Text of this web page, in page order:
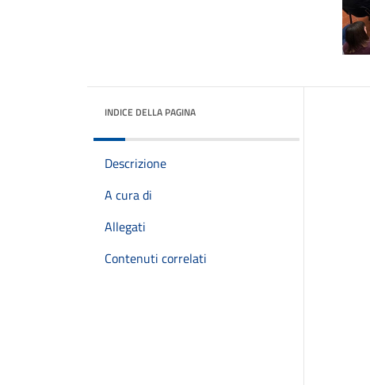
INDICE DELLA PAGINA
Descrizione
A cura di
Allegati
Contenuti correlati